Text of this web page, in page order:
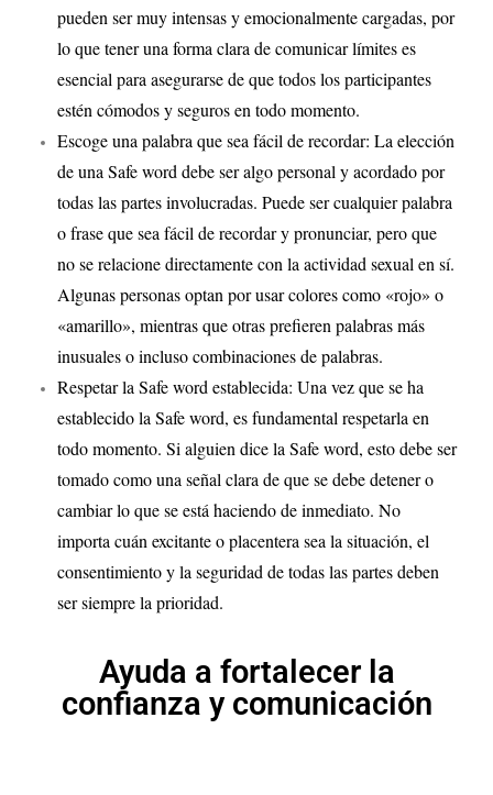
pueden ser muy intensas y emocionalmente cargadas, por
lo que tener una forma clara de comunicar límites es
esencial para asegurarse de que todos los participantes
estén cómodos y seguros en todo momento.
Escoge una palabra que sea fácil de recordar: La elección
de una Safe word debe ser algo personal y acordado por
todas las partes involucradas. Puede ser cualquier palabra
o frase que sea fácil de recordar y pronunciar, pero que
no se relacione directamente con la actividad sexual en sí.
Algunas personas optan por usar colores como «rojo» o
«amarillo», mientras que otras prefieren palabras más
inusuales o incluso combinaciones de palabras.
Respetar la Safe word establecida: Una vez que se ha
establecido la Safe word, es fundamental respetarla en
todo momento. Si alguien dice la Safe word, esto debe ser
tomado como una señal clara de que se debe detener o
cambiar lo que se está haciendo de inmediato. No
importa cuán excitante o placentera sea la situación, el
consentimiento y la seguridad de todas las partes deben
ser siempre la prioridad.
Ayuda a fortalecer la
confianza y comunicación